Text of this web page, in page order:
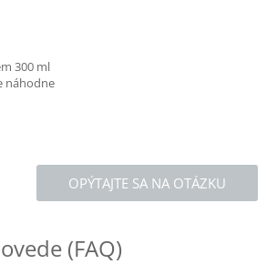
300 ml
náhodne
OPÝTAJTE SA NA OTÁZKU
(FAQ)